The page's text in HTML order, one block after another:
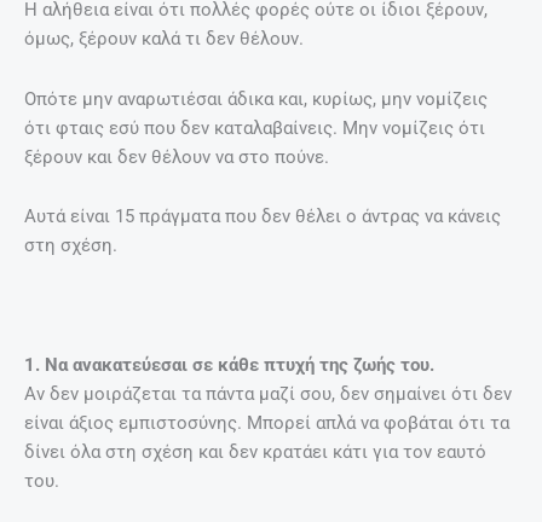
Η αλήθεια είναι ότι πολλές φορές ούτε οι ίδιοι ξέρουν,
όμως, ξέρουν καλά τι δεν θέλουν.
Οπότε μην αναρωτιέσαι άδικα και, κυρίως, μην νομίζεις
ότι φταις εσύ που δεν καταλαβαίνεις. Μην νομίζεις ότι
ξέρουν και δεν θέλουν να στο πούνε.
Αυτά είναι 15 πράγματα που δεν θέλει ο άντρας να κάνεις
στη σχέση.
1. Να ανακατεύεσαι σε κάθε πτυχή της ζωής του.
Αν δεν μοιράζεται τα πάντα μαζί σου, δεν σημαίνει ότι δεν
είναι άξιος εμπιστοσύνης. Μπορεί απλά να φοβάται ότι τα
δίνει όλα στη σχέση και δεν κρατάει κάτι για τον εαυτό
του.